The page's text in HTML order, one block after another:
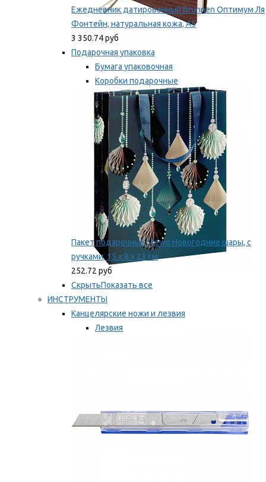
Ежедневник датированный Brunnen Оптимум Ля
Фонтейн, натуральная кожа, А5
3 350.74 руб
Подарочная упаковка
Бумага упаковочная
Коробки подарочные
Ленты, бобины
Мы рекомендуем
Пакет подарочный Stewo Новогодние шары, с
ручками, 15 х 8 х 23 см
252.72 руб
СкрытьПоказать все
ИНСТРУМЕНТЫ
Канцелярские ножи и лезвия
Лезвия